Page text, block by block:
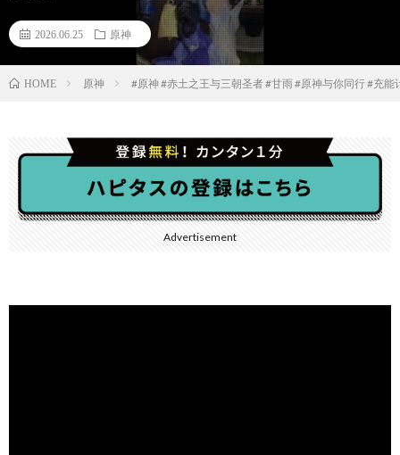
2026.06.25 原神
HOME 原神 #原神 #赤土之王与三朝圣者 #甘雨 #原神与你同行 #充能
Advertisement